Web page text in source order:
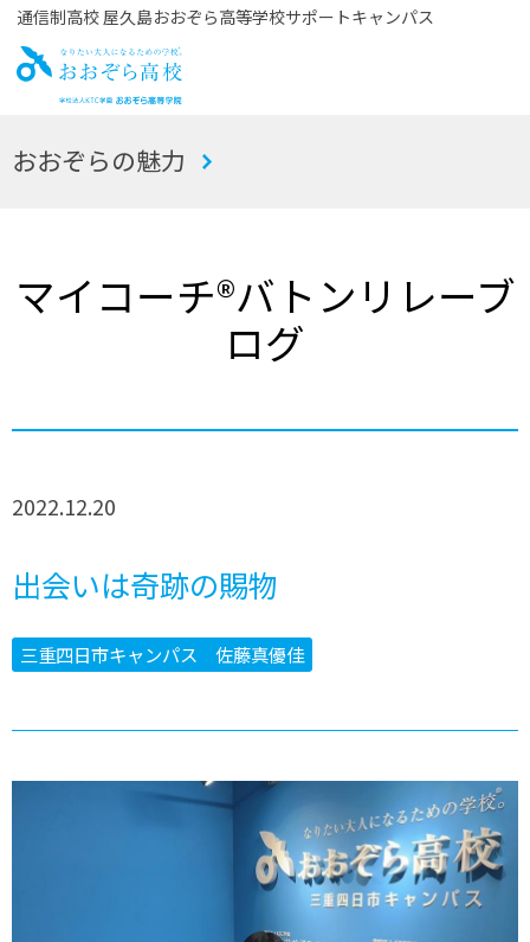
通信制高校 屋久島おおぞら高等学校サポートキャンパス
お
おおぞらの魅力
マイコーチ®バトンリレーブ
ログ
2022.12.20
出会いは奇跡の賜物
三重四日市キャンパス 佐藤真優佳